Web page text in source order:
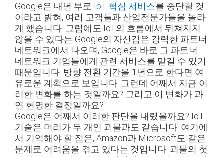
Google은 내년 부로 IoT 핵심 서비스를 중단할 것
이라고 밝혀, 여러 고객들과 산업전문가들을 놀라
게 했습니다. 그럼에도 IoT의 흐름에서 뒤쳐지지
않을 수 있다는 Google의 자신감은 강력한 파트너
네트워크에서 나오며, Google은 바로 그 파트너
네트워크 기업들에게 관련 서비스를 맡길 수 있기
때문입니다. 방향 전환 기간을 1년으로 한다면 여
유로운 계획으로 보입니다. 그런데 어째서 지금 이
러한 변화를 하는 것일까요? 그리고 이 변화가 과
연 현명한 결정일까요?
Google은 어째서 이러한 판단을 내렸을까요? IoT
기술은 머리가 두 개인 괴물과도 같습니다. 여기에
서 기억해야 할 점은, Amazon과 Microsoft도 같은
문제로 어려움을 겪고 있다는 것입니다. 괴물의 첫